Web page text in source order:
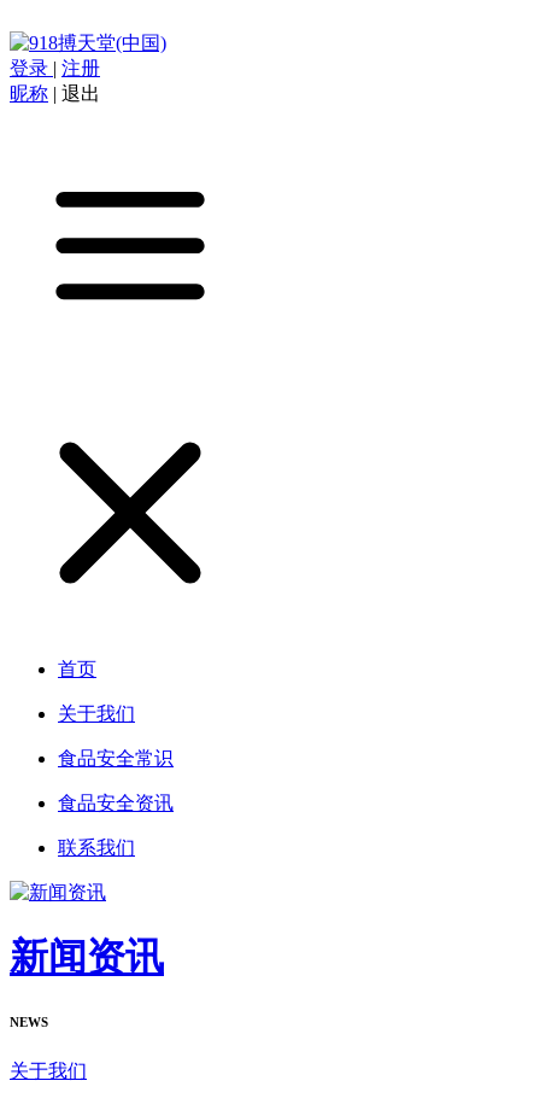
登录 | 注册
昵称 | 退出
首页
关于我们
食品安全常识
食品安全资讯
联系我们
新闻资讯
NEWS
关于我们